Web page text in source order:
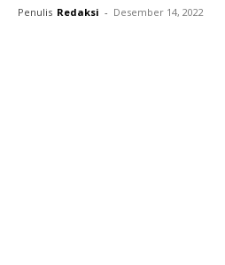
Penulis Redaksi - Desember 14, 2022